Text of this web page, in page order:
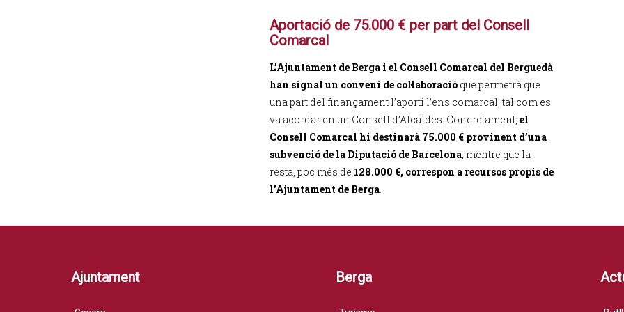
Aportació de 75.000 € per part del Consell
Comarcal
L’Ajuntament de Berga i el Consell Comarcal del Berguedà
han signat un conveni de col·laboració que permetrà que
una part del finançament l’aporti l’ens comarcal, tal com es
va acordar en un Consell d’Alcaldes. Concretament, el
Consell Comarcal hi destinarà 75.000 € provinent d’una
subvenció de la Diputació de Barcelona, mentre que la
resta, poc més de 128.000 €, correspon a recursos propis de
l’Ajuntament de Berga.
Ajuntament Berga